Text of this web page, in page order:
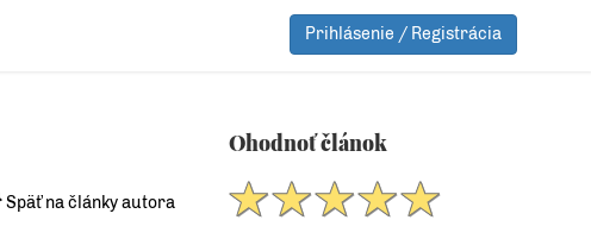
Prihlásenie / Registrácia
Späť na články autora
Ohodnoť článok